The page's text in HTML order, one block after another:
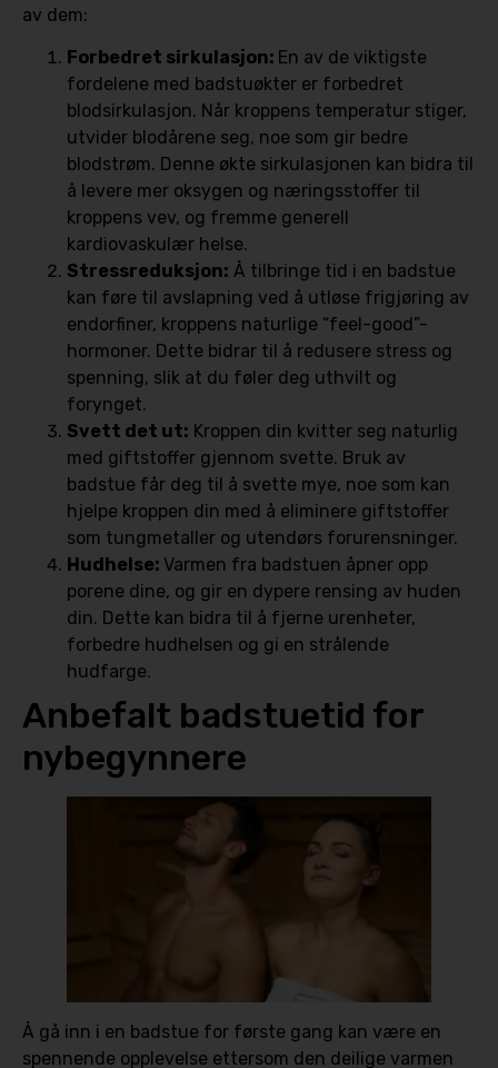
av dem:
Forbedret sirkulasjon: En av de viktigste
fordelene med badstuøkter er forbedret
blodsirkulasjon. Når kroppens temperatur stiger,
utvider blodårene seg, noe som gir bedre
blodstrøm. Denne økte sirkulasjonen kan bidra til
å levere mer oksygen og næringsstoffer til
kroppens vev, og fremme generell
kardiovaskulær helse.
Stressreduksjon: Å tilbringe tid i en badstue
kan føre til avslapning ved å utløse frigjøring av
endorfiner, kroppens naturlige “feel-good”-
hormoner. Dette bidrar til å redusere stress og
spenning, slik at du føler deg uthvilt og
forynget.
Svett det ut: Kroppen din kvitter seg naturlig
med giftstoffer gjennom svette. Bruk av
badstue får deg til å svette mye, noe som kan
hjelpe kroppen din med å eliminere giftstoffer
som tungmetaller og utendørs forurensninger.
Hudhelse: Varmen fra badstuen åpner opp
porene dine, og gir en dypere rensing av huden
din. Dette kan bidra til å fjerne urenheter,
forbedre hudhelsen og gi en strålende
hudfarge.
Anbefalt badstuetid for
nybegynnere
Å gå inn i en badstue for første gang kan være en
spennende opplevelse ettersom den deilige varmen